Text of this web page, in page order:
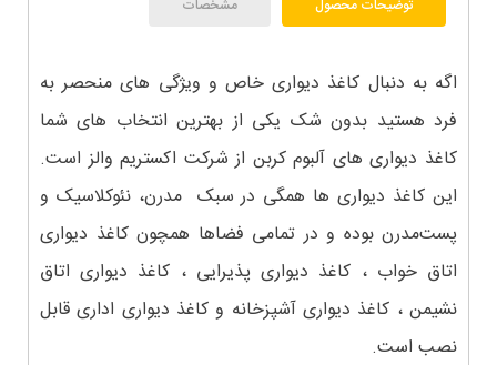
توضیحات محصول مشخصات
اگه به دنبال کاغذ دیواری خاص و ویژگی های منحصر به
فرد هستید بدون شک یکی از بهترین انتخاب های شما
کاغذ دیواری های آلبوم کربن از شرکت اکستریم والز است.
این کاغذ دیواری ها همگی در سبک مدرن، نئوکلاسیک و
پست‌مدرن بوده و در تمامی فضاها همچون کاغذ دیواری
اتاق خواب ، کاغذ دیواری پذیرایی ، کاغذ دیواری اتاق
نشیمن ، کاغذ دیواری آشپزخانه و کاغذ دیواری اداری قابل
نصب است.